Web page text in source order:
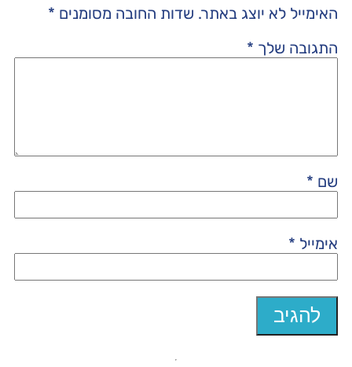
האימייל לא יוצג באתר. שדות החובה מסומנים *
התגובה שלך *
שם *
אימייל *